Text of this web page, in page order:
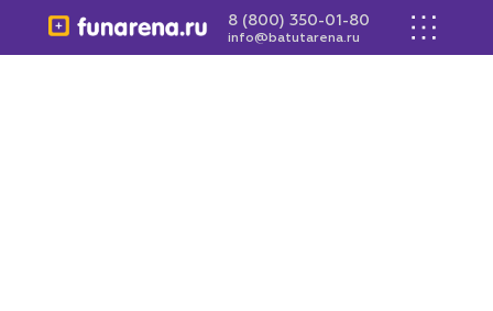
8 (800) 350-01-80
info@batutarena.ru